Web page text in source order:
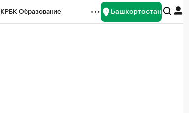
РБК Образование Башкортостан